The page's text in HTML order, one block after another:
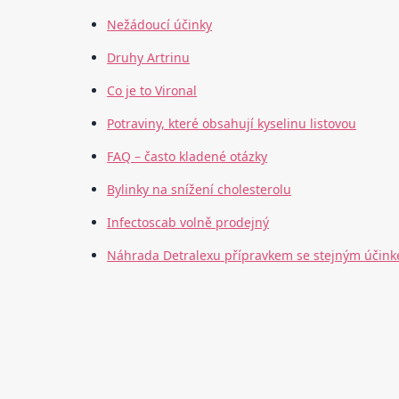
Nežádoucí účinky
Druhy Artrinu
Co je to Vironal
Potraviny, které obsahují kyselinu listovou
FAQ – často kladené otázky
Bylinky na snížení cholesterolu
Infectoscab volně prodejný
Náhrada Detralexu přípravkem se stejným